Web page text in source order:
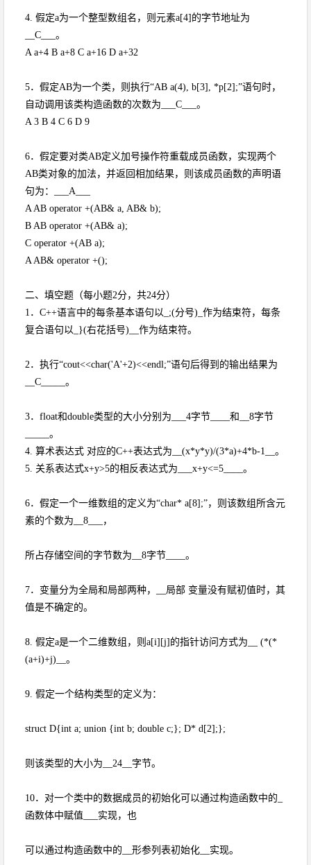
4. 假定a为一个整型数组名，则元素a[4]的字节地址为
__C___。
A a+4 B a+8 C a+16 D a+32
5．假定AB为一个类，则执行“AB a(4), b[3], *p[2];”语句时，
自动调用该类构造函数的次数为___C___。
A 3 B 4 C 6 D 9
6．假定要对类AB定义加号操作符重载成员函数，实现两个
AB类对象的加法，并返回相加结果，则该成员函数的声明语
句为：___A___
A AB operator +(AB& a, AB& b);
B AB operator +(AB& a);
C operator +(AB a);
A AB& operator +();
二、填空题（每小题2分，共24分）
1．C++语言中的每条基本语句以_;(分号)_作为结束符，每条
复合语句以_}(右花括号)__作为结束符。
2．执行“cout<<char('A'+2)<<endl;”语句后得到的输出结果为
__C_____。
3．float和double类型的大小分别为___4字节____和__8字节
_____。
4. 算术表达式 对应的C++表达式为__(x*y*y)/(3*a)+4*b-1__。
5. 关系表达式x+y>5的相反表达式为___x+y<=5____。
6．假定一个一维数组的定义为“char* a[8];”，则该数组所含元
素的个数为__8___，
所占存储空间的字节数为__8字节____。
7．变量分为全局和局部两种，__局部 变量没有赋初值时，其
值是不确定的。
8. 假定a是一个二维数组，则a[i][j]的指针访问方式为__ (*(*
(a+i)+j)__。
9. 假定一个结构类型的定义为：
struct D{int a; union {int b; double c;}; D* d[2];};
则该类型的大小为__24__字节。
10．对一个类中的数据成员的初始化可以通过构造函数中的_
函数体中赋值___实现，也
可以通过构造函数中的__形参列表初始化__实现。